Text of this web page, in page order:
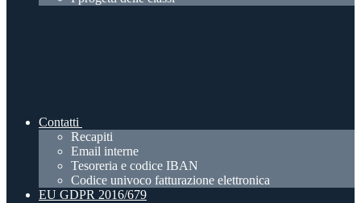
Contatti
Recapiti
Email interne
Tesoreria e codice IBAN
Codice univoco fatturazione elettronica
EU GDPR 2016/679